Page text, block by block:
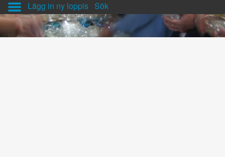
Lägg in ny loppis Sök